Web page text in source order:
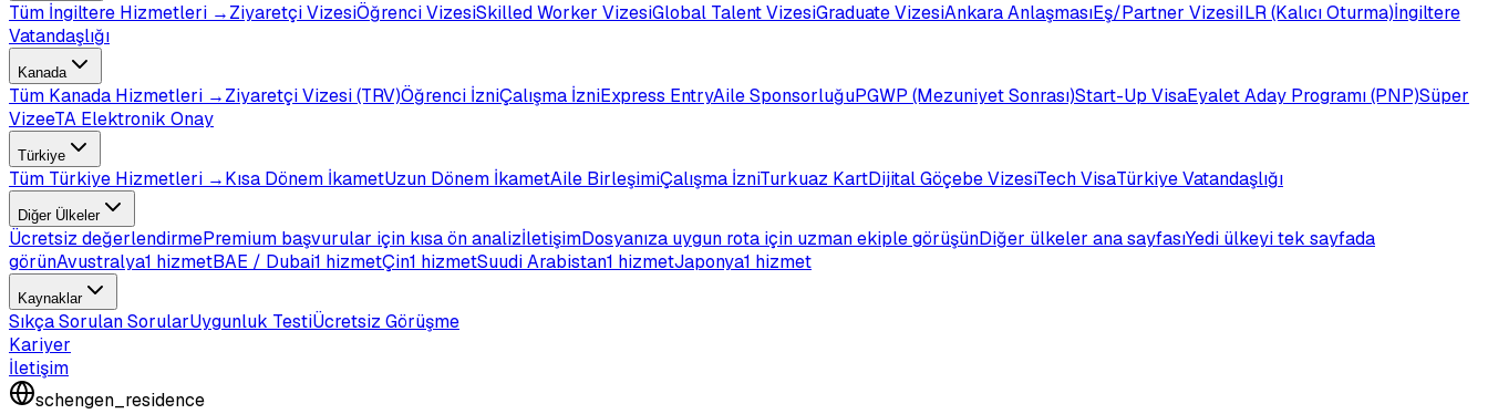
Tüm İngiltere Hizmetleri →Ziyaretçi VizesiÖğrenci VizesiSkilled Worker VizesiGlobal Talent VizesiGraduate VizesiAnkara AnlaşmasıEş/Partner VizesiILR (Kalıcı Oturma)İngiltere
Vatandaşlığı
Kanada
Tüm Kanada Hizmetleri →Ziyaretçi Vizesi (TRV)Öğrenci İzniÇalışma İzniExpress EntryAile SponsorluğuPGWP (Mezuniyet Sonrası)Start-Up VisaEyalet Aday Programı (PNP)Süper
VizeeTA Elektronik Onay
Türkiye
Tüm Türkiye Hizmetleri →Kısa Dönem İkametUzun Dönem İkametAile BirleşimiÇalışma İzniTurkuaz KartDijital Göçebe VizesiTech VisaTürkiye Vatandaşlığı
Diğer Ülkeler
Ücretsiz değerlendirmePremium başvurular için kısa ön analizİletişimDosyanıza uygun rota için uzman ekiple görüşünDiğer ülkeler ana sayfasıYedi ülkeyi tek sayfada
görünAvustralya1 hizmetBAE / Dubai1 hizmetÇin1 hizmetSuudi Arabistan1 hizmetJaponya1 hizmet
Kaynaklar
Sıkça Sorulan SorularUygunluk TestiÜcretsiz Görüşme
Kariyer
İletişim
schengen_residence